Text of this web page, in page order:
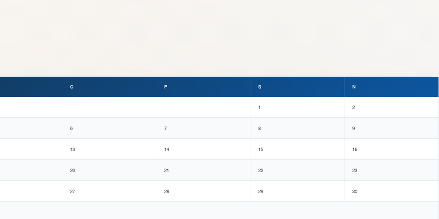
C P S N
1 2
6 7 8 9
13 14 15 16
20 21 22 23
27 28 29 30